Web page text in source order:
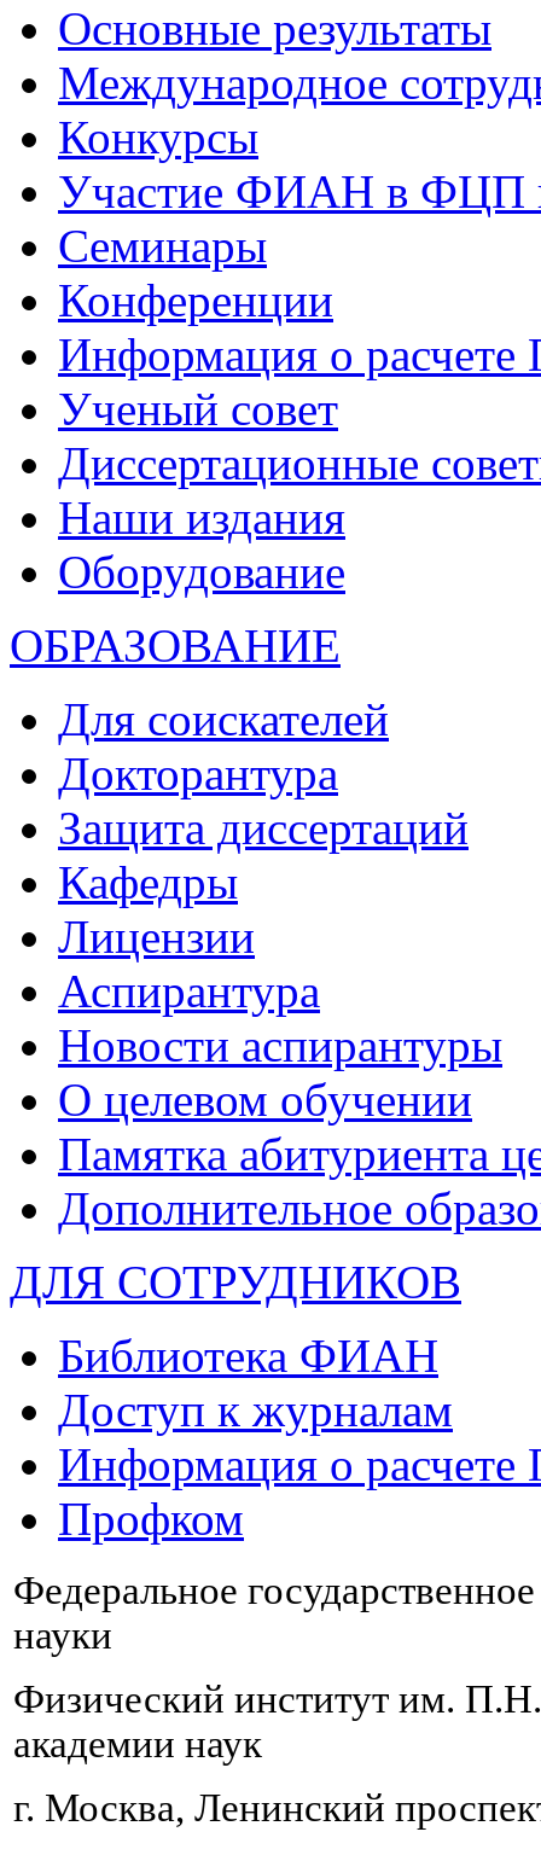
Основные результаты
Международное
Конкурсы
Участие ФИАН в ФЦП
Семинары
Конференции
Информация о
Ученый совет
Диссертационные
Наши издания
Оборудование
ОБРАЗОВАНИЕ
Для соискателей
Докторантура
Защита диссертаций
Кафедры
Лицензии
Аспирантура
Новости аспирантуры
О целевом обучении
Памятка абитуриента
Дополнительное
ДЛЯ СОТРУДНИКОВ
Библиотека ФИАН
Доступ к журналам
Информация о
Профком
Федеральное
науки
Физический институт им.
академии наук
г. Москва, Ленинский